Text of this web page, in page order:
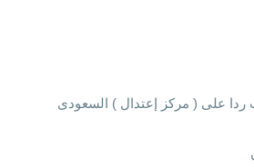
ردا على ( مركز إعتدال ) السعودى